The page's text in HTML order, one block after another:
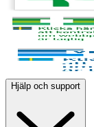
Hjälp och support